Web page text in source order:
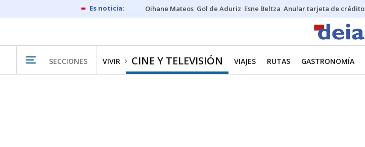
Oihane Mateos Gol de Aduriz Esne Beltza Anular tarjeta de crédito
SECCIONES VIVIR CINE Y TELEVISIÓN VIAJES RUTAS GASTRONOMÍA